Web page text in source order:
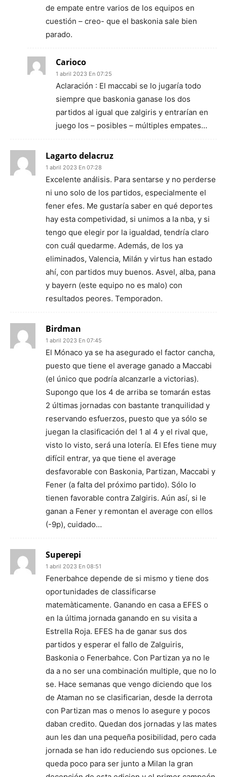
de empate entre varios de los equipos en
cuestión – creo- que el baskonia sale bien
parado.
Carioco
1 abril 2023 En 07:25
Aclaración : El maccabi se lo jugaría todo
siempre que baskonia ganase los dos
partidos al igual que zalgiris y entrarían en
juego los – posibles – múltiples empates…
Lagarto delacruz
1 abril 2023 En 07:28
Excelente análisis. Para sentarse y no perderse
ni uno solo de los partidos, especialmente el
fener efes. Me gustaría saber en qué deportes
hay esta competividad, si unimos a la nba, y si
tengo que elegir por la igualdad, tendría claro
con cuál quedarme. Además, de los ya
eliminados, Valencia, Milán y virtus han estado
ahí, con partidos muy buenos. Asvel, alba, pana
y bayern (este equipo no es malo) con
resultados peores. Temporadon.
Birdman
1 abril 2023 En 07:45
El Mónaco ya se ha asegurado el factor cancha,
puesto que tiene el average ganado a Maccabi
(el único que podría alcanzarle a victorias).
Supongo que los 4 de arriba se tomarán estas
2 últimas jornadas con bastante tranquilidad y
reservando esfuerzos, puesto que ya sólo se
juegan la clasificación del 1 al 4 y el rival que,
visto lo visto, será una lotería. El Efes tiene muy
difícil entrar, ya que tiene el average
desfavorable con Baskonia, Partizan, Maccabi y
Fener (a falta del próximo partido). Sólo lo
tienen favorable contra Zalgiris. Aún así, si le
ganan a Fener y remontan el average con ellos
(-9p), cuidado…
Superepi
1 abril 2023 En 08:51
Fenerbahce depende de si mismo y tiene dos
oportunidades de classificarse
matemàticamente. Ganando en casa a EFES o
en la última jornada ganando en su visita a
Estrella Roja. EFES ha de ganar sus dos
partidos y esperar el fallo de Zalguiris,
Baskonia o Fenerbahce. Con Partizan ya no le
da a no ser una combinación multiple, que no lo
se. Hace semanas que vengo diciendo que los
de Ataman no se clasificarian, desde la derrota
con Partizan mas o menos lo asegure y pocos
daban credito. Quedan dos jornadas y las mates
aun les dan una pequeña posibilidad, pero cada
jornada se han ido reduciendo sus opciones. Le
queda poco para ser junto a Milan la gran